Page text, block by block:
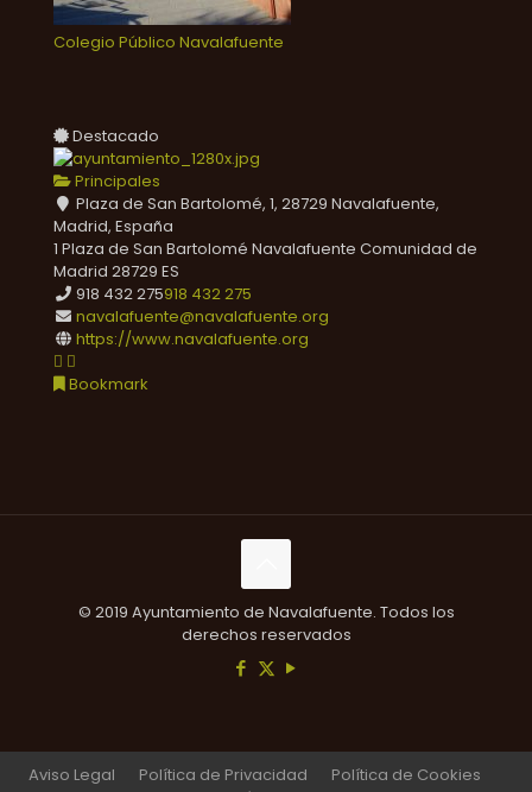
Colegio Público Navalafuente
Destacado
Principales
Plaza de San Bartolomé, 1, 28729 Navalafuente,
Madrid, España
1 Plaza de San Bartolomé Navalafuente Comunidad de
Madrid 28729 ES
918 432 275918 432 275
navalafuente@navalafuente.org
https://www.navalafuente.org
Bookmark
© 2019 Ayuntamiento de Navalafuente. Todos los
derechos reservados
Aviso Legal Política de Privacidad
Política de Cookies